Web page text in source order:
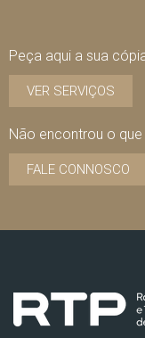
Peça aqui a sua
VER SERVIÇOS
Não encontrou o
FALE CONNOSCO